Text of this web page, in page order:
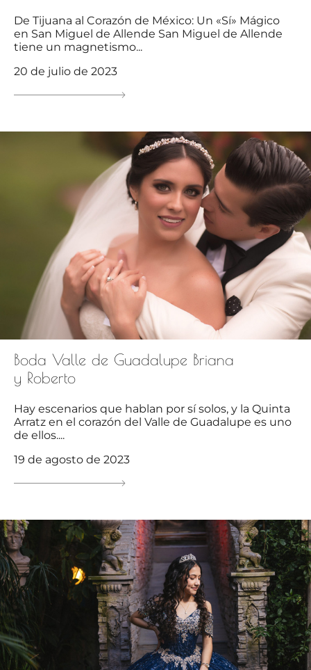
De Tijuana al Corazón de México: Un «Sí» Mágico
en San Miguel de Allende San Miguel de Allende
tiene un magnetismo...
20 de julio de 2023
Boda Valle de Guadalupe Briana
y Roberto
Hay escenarios que hablan por sí solos, y la Quinta
Arratz en el corazón del Valle de Guadalupe es uno
de ellos....
19 de agosto de 2023